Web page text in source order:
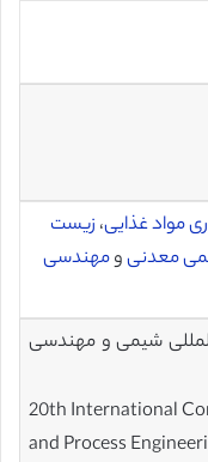
مواد غذایی، زیست
معدنیومهندسی
شیمی و مهندسی
20th International
and Process